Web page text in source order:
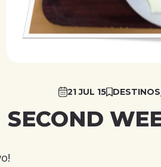
21 JUL 15 DESTINOS
SECOND